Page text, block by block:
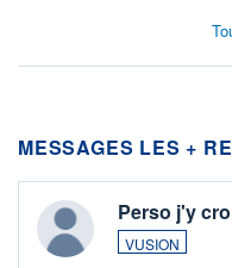
MESSAGES LES +
Perso j'y
VUSION